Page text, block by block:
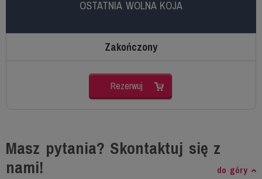
OSTATNIA WOLNA KOJA
Zakończony
Rezerwuj
Masz pytania? Skontaktuj się z
nami!
do góry